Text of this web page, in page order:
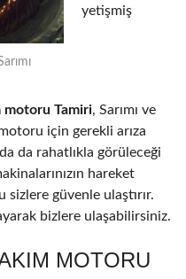
yetişmiş
motoru Tamiri, Sarımı ve
için gerekli arıza
da rahatlıkla görüleceği
hareket
güvenle ulaştırır.
bizlere ulaşabilirsiniz.
MOTORU